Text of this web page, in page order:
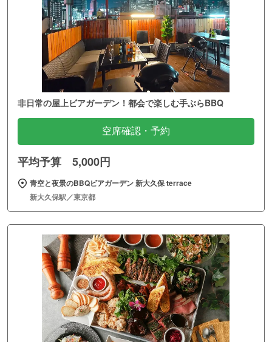
非日常の屋上ビアガーデン！都会で楽しむ手ぶらBBQ
空席確認・予約
平均予算 5,000円
青空と夜景のBBQビアガーデン 新大久保 terrace
新大久保駅／東京都